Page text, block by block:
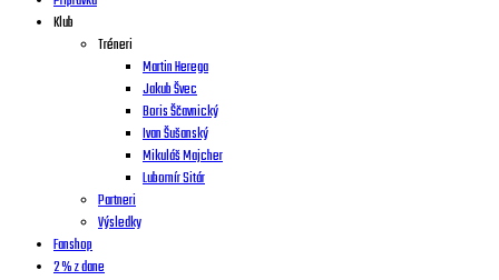
Klub
Tréneri
Martin Herega
Jakub Švec
Boris Ščavnický
Ivan Šušanský
Mikuláš Majcher
Lubomír Sitár
Partneri
Výsledky
Fanshop
2 % z dane